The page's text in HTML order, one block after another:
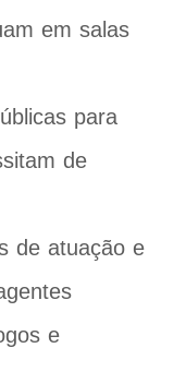
em salas
para
de
de atuação e
e